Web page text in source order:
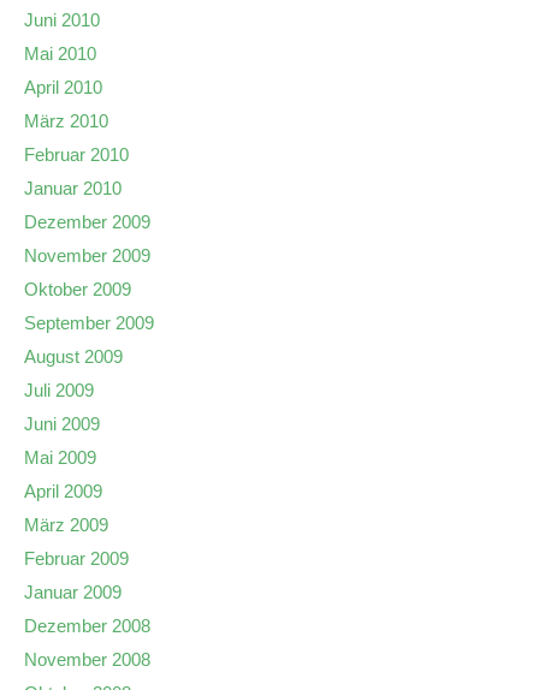
Juni 2010
Mai 2010
April 2010
März 2010
Februar 2010
Januar 2010
Dezember 2009
November 2009
Oktober 2009
September 2009
August 2009
Juli 2009
Juni 2009
Mai 2009
April 2009
März 2009
Februar 2009
Januar 2009
Dezember 2008
November 2008